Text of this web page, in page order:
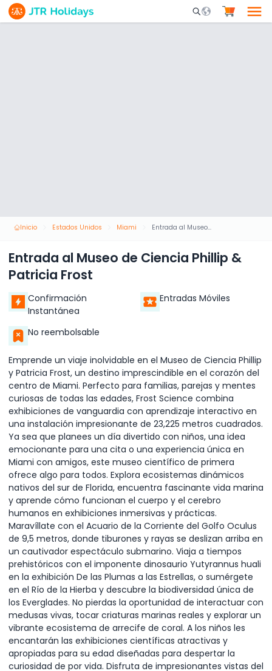
Mobile Search
Inicio Estados Unidos Miami Entrada al Museo de Ciencia Phillip & Patricia Frost
Entrada al Museo de Ciencia Phillip &
Patricia Frost
Confirmación
Instantánea
Entradas Móviles
No reembolsable
Emprende un viaje inolvidable en el Museo de Ciencia Phillip
y Patricia Frost, un destino imprescindible en el corazón del
centro de Miami. Perfecto para familias, parejas y mentes
curiosas de todas las edades, Frost Science combina
exhibiciones de vanguardia con aprendizaje interactivo en
una instalación impresionante de 23,225 metros cuadrados.
Ya sea que planees un día divertido con niños, una idea
emocionante para una cita o una experiencia única en
Miami con amigos, este museo científico de primera
ofrece algo para todos. Explora ecosistemas dinámicos
nativos del sur de Florida, encuentra fascinante vida marina
y aprende cómo funcionan el cuerpo y el cerebro
humanos en exhibiciones inmersivas y prácticas.
Maravíllate con el Acuario de la Corriente del Golfo Oculus
de 9,5 metros, donde tiburones y rayas se deslizan arriba en
un cautivador espectáculo submarino. Viaja a tiempos
prehistóricos con el imponente dinosaurio Yutyrannus huali
en la exhibición De las Plumas a las Estrellas, o sumérgete
en el Río de la Hierba y descubre la biodiversidad única de
los Everglades. No pierdas la oportunidad de interactuar con
medusas vivas, tocar criaturas marinas reales y explorar un
vibrante ecosistema de arrecife de coral. A los niños les
encantarán las exhibiciones científicas atractivas y
apropiadas para su edad diseñadas para despertar la
curiosidad de por vida. Disfruta de impresionantes vistas del